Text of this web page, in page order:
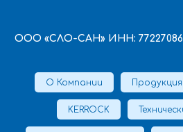
ООО «СЛО-САН» ИНН:
О Компании Продукция
KERROCK